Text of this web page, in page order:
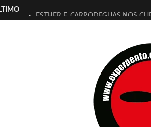
ESTHER F. CARRODEGUAS NOS
[ELECTRA JONDA] DE JUAN
TIMBRE 4, LA ESCUELA DEL
30 AÑOS (NO ES NADA) DE LA
MILITARES JUDÍAS EN #EXVITA
D’BALDOMEROS REINVENTAN